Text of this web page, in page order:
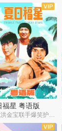
福星 粤语版
成龙洪金宝联手爆笑护美女